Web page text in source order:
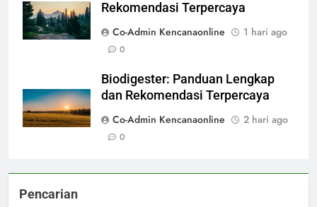
Rekomendasi Terpercaya
Co-Admin Kencanaonline
1 hari ago
0
Biodigester: Panduan Lengkap
dan Rekomendasi Terpercaya
Co-Admin Kencanaonline
2 hari ago
0
Pencarian